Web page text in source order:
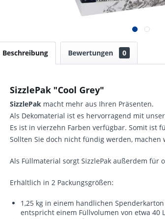
Beschreibung Bewertungen 0
SizzlePak "Cool Grey"
SizzlePak macht mehr aus Ihren Präsenten.
Als Dekomaterial ist es hervorragend mit
Es ist in vierzehn Farben verfügbar. Somit ist
Sollten Sie doch nicht fündig werden,
Als Füllmaterial sorgt SizzlePak außerdem für
Erhältlich in 2 Packungsgrößen:
1,25 kg in einem handlichen
entspricht einem Füllvolumen von etwa 40